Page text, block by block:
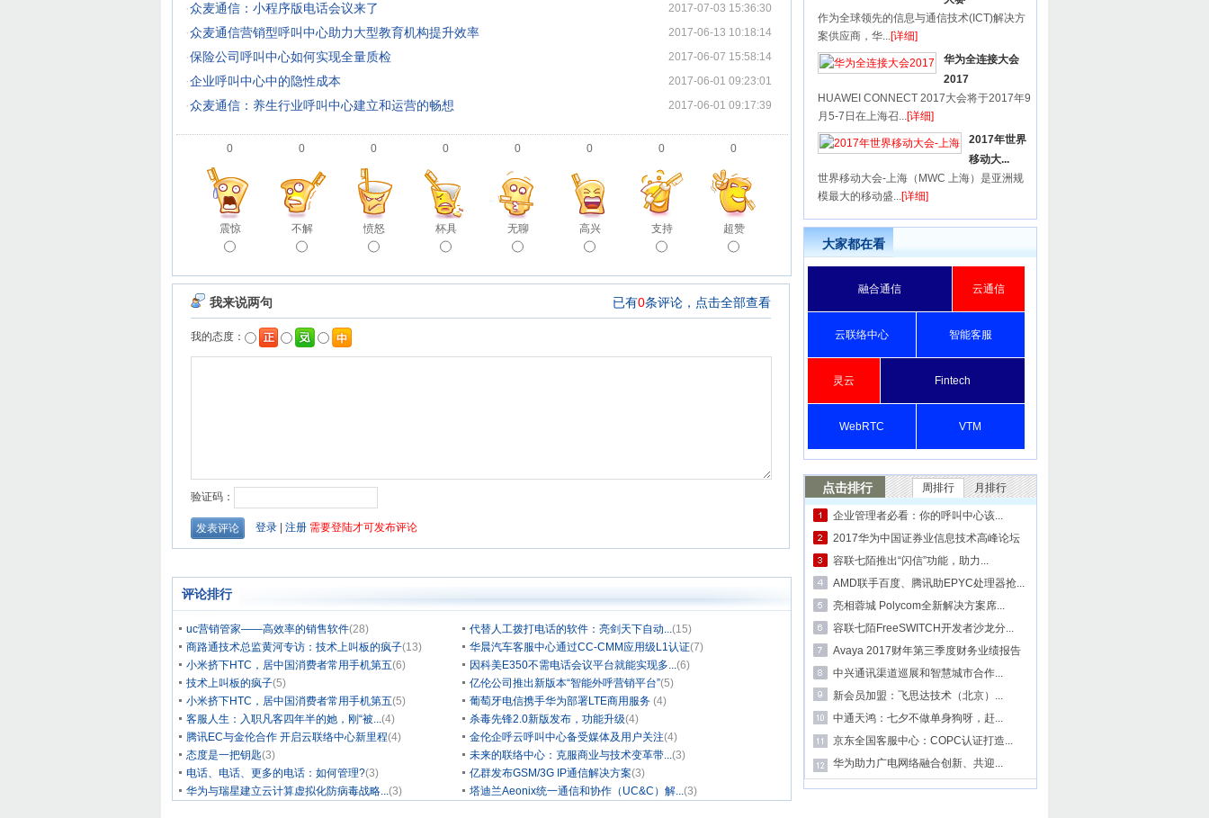
·众麦通信：小程序版电话会议来了 2017-07-03 15:36:30
·众麦通信营销型呼叫中心助力大型教育机构提升效率 2017-06-13 10:18:14
·保险公司呼叫中心如何实现全量质检 2017-06-07 15:58:14
·企业呼叫中心中的隐性成本 2017-06-01 09:23:01
·众麦通信：养生行业呼叫中心建立和运营的畅想 2017-06-01 09:17:39
0
震惊
0
不解
0
愤怒
0
杯具
0
无聊
0
高兴
0
支持
0
超赞
评论排行
uc营销管家——高效率的销售软件(28) 代替人工拨打电话的软件：亮剑天下自动...(15)
商路通技术总监黄河专访：技术上叫板的疯子(13) 华晨汽车客服中心通过CC-CMM应用级L1认证(7)
小米挤下HTC，居中国消费者常用手机第五(6) 因科美E350不需电话会议平台就能实现多...(6)
技术上叫板的疯子(5) 亿伦公司推出新版本“智能外呼营销平台”(5)
小米挤下HTC，居中国消费者常用手机第五(5) 葡萄牙电信携手华为部署LTE商用服务 (4)
客服人生：入职凡客四年半的她，刚“被...(4) 杀毒先锋2.0新版发布，功能升级(4)
腾讯EC与金伦合作 开启云联络中心新里程(4) 金伦企呼云呼叫中心备受媒体及用户关注(4)
态度是一把钥匙(3) 未来的联络中心：克服商业与技术变革带...(3)
电话、电话、更多的电话：如何管理?(3) 亿群发布GSM/3G IP通信解决方案(3)
华为与瑞星建立云计算虚拟化防病毒战略...(3) 塔迪兰Aeonix统一通信和协作（UC&C）解...(3)
作为全球领先的信息与通信技术(ICT)解决方
案供应商，华...[详细]
华为全连接大会
2017
HUAWEI CONNECT 2017大会将于2017年9
月5-7日在上海召...[详细]
2017年世界
移动大...
世界移动大会-上海（MWC 上海）是亚洲规
模最大的移动盛...[详细]
大家都在看
融合通信 云通信
云联络中心 智能客服
灵云 Fintech
WebRTC VTM
点击排行 周排行 月排行
企业管理者必看：你的呼叫中心该...
2017华为中国证券业信息技术高峰论坛
容联七陌推出“闪信”功能，助力...
AMD联手百度、腾讯助EPYC处理器抢...
亮相蓉城 Polycom全新解决方案席...
容联七陌FreeSWITCH开发者沙龙分...
Avaya 2017财年第三季度财务业绩报告
中兴通讯渠道巡展和智慧城市合作...
新会员加盟：飞思达技术（北京）...
中通天鸿：七夕不做单身狗呀，赶...
京东全国客服中心：COPC认证打造...
华为助力广电网络融合创新、共迎...